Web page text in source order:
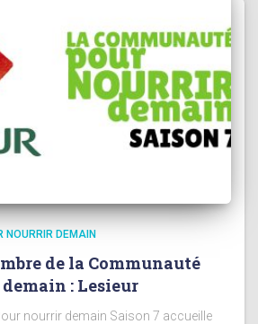
NOURRIR DEMAIN
de la Communauté
: Lesieur
nourrir demain Saison 7 accueille